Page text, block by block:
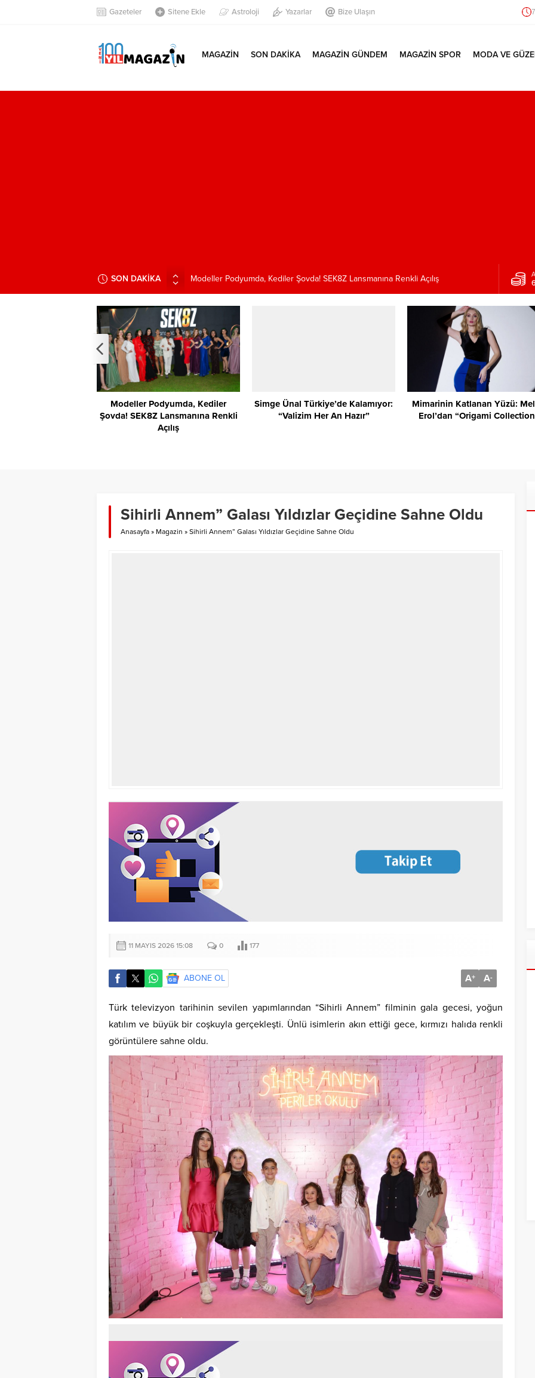
Gazeteler Sitene Ekle Astroloji Yazarlar Bize Ulaşın
MAGAZİN SON DAKİKA MAGAZİN GÜNDEM MAGAZİN SPOR MODA VE
SON DAKİKA
Modeller Podyumda, Kediler Şovda! SEK8Z Lansmanına Renkli Açılış
Simge Ünal Türkiye’de Kalamıyor: “Valizim Her An Hazır”
Mimarinin Katlanan Yüzü: Melisa Erol’dan “Origami Collection”
ÜNLÜ BABALAR TARABYA’DA BULUŞTU! İSMAİL EGE ŞAŞMAZ’DAN İTİRAF:
“KIZIM YÜZÜNDEN SETE GEÇ KALIYORUM”
Babaeski’de 50. Festival Coşkusu: Beş Günde Beş Yıldız, Binlerce Müziksever
Modeller Podyumda, Kediler
Şovda! SEK8Z Lansmanına Renkli
Açılış
Simge Ünal Türkiye’de Kalamıyor:
“Valizim Her An Hazır”
Mimarinin Katlanan Yüzü:
Erol’dan “Origami
Sihirli Annem” Galası Yıldızlar Geçidine Sahne Oldu
Anasayfa » Magazin » Sihirli Annem” Galası Yıldızlar Geçidine Sahne Oldu
11 MAYIS 2026 15:08 0 177
ABONE OL A+ A-
Türk televizyon tarihinin sevilen yapımlarından “Sihirli Annem” filminin gala gecesi, yoğun
katılım ve büyük bir coşkuyla gerçekleşti. Ünlü isimlerin akın ettiği gece, kırmızı halıda renkli
görüntülere sahne oldu.